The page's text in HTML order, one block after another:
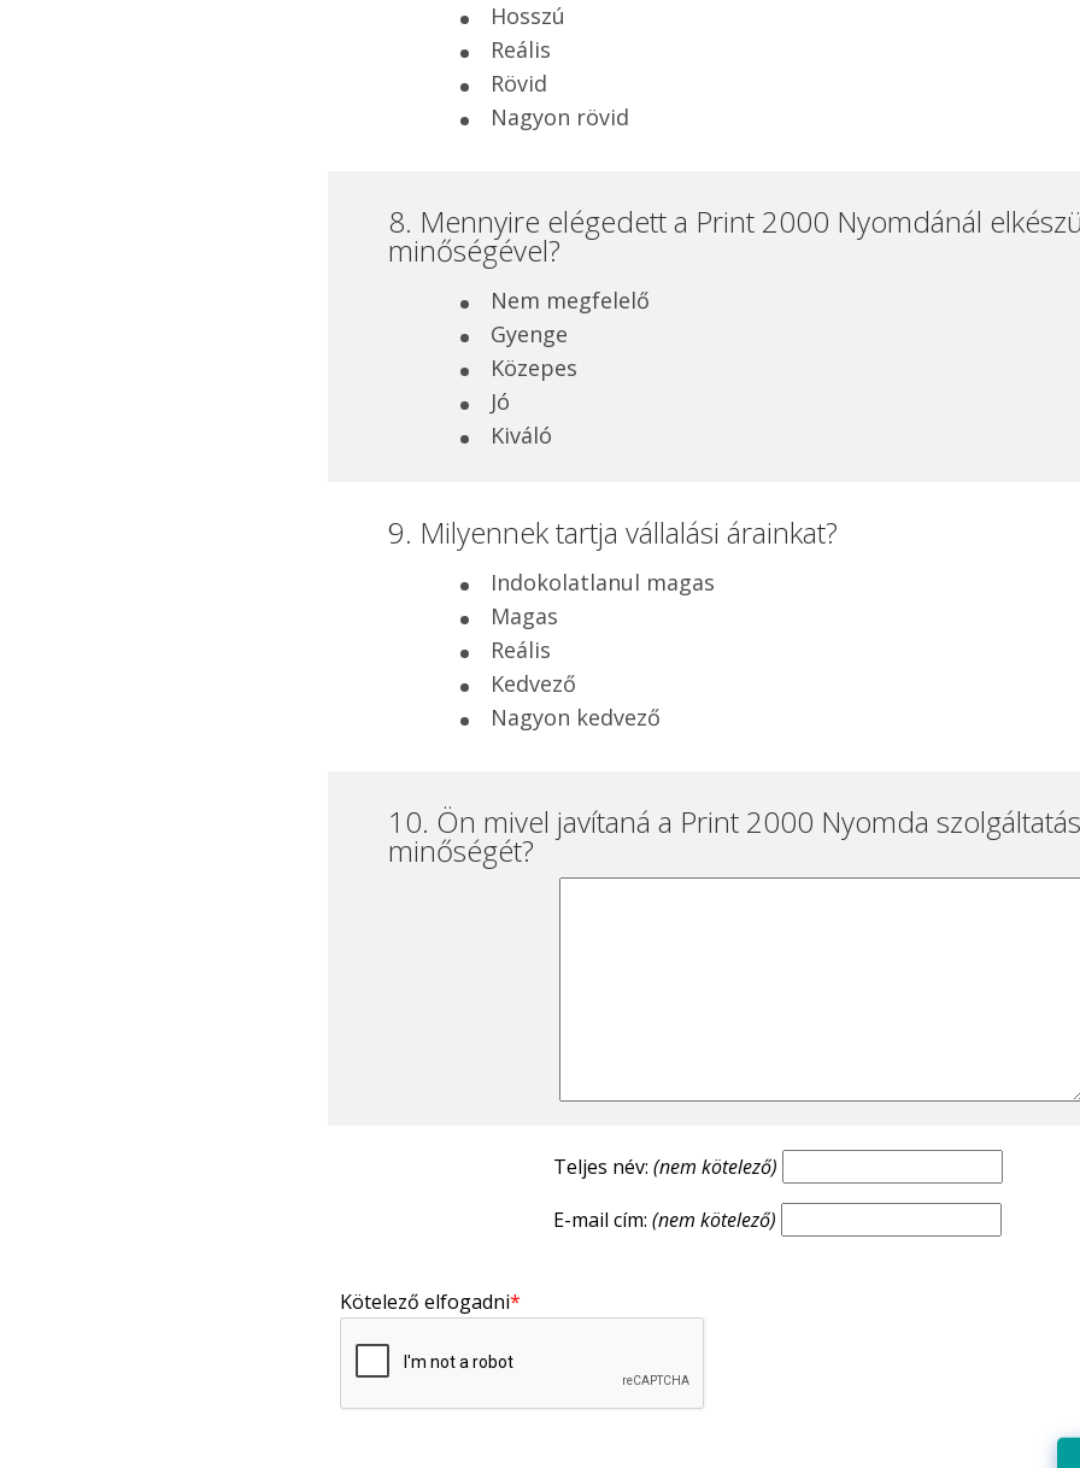
Hosszú
Reális
Rövid
Nagyon rövid
8. Mennyire elégedett a Print 2000 Nyomdánál
minőségével?
Nem megfelelő
Gyenge
Közepes
Jó
Kiváló
9. Milyennek tartja vállalási árainkat?
Indokolatlanul magas
Magas
Reális
Kedvező
Nagyon kedvező
10. Ön mivel javítaná a Print 2000 Nyomda
minőségét?
Teljes név: (nem kötelező)
E-mail cím: (nem kötelező)
Kötelező elfogadni*